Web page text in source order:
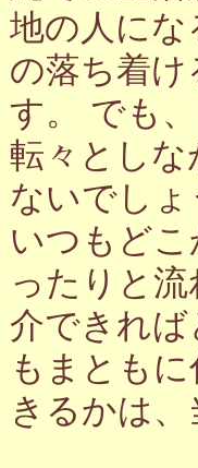
地の人に
の落ち着
す。 でも
転々とし
ないでし
いつもど
ったりと
介できれ
もまとも
きるかは